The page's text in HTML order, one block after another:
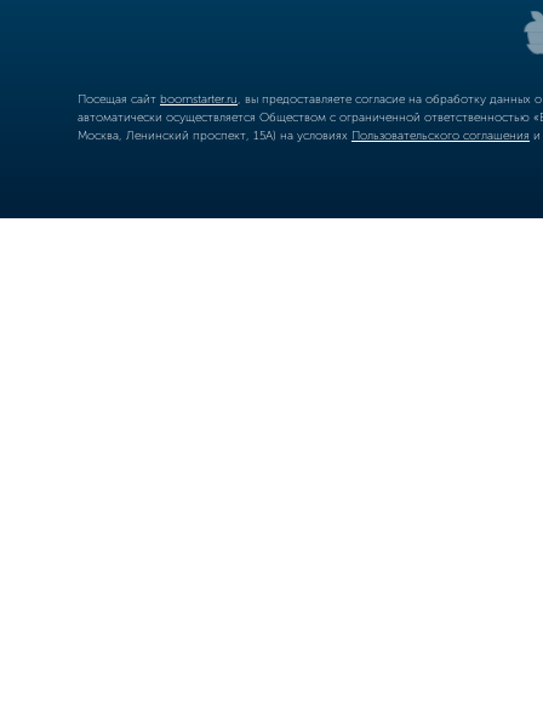
Посещая сайт boomstarter.ru , вы предоставляете согласие на обработку
автоматически осуществляется Обществом с ограниченной
Москва, Ленинский проспект, 15А) на условиях Пользовательского соглашения и